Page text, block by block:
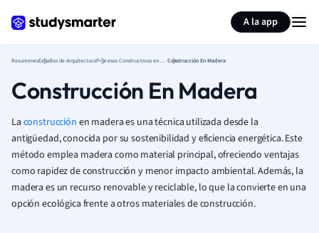
A la app
ResumenesEstudios de Arquitectura Procesos Constructivos en Arquitectura Construcción En Madera
Construcción En Madera
La construcción en madera es una técnica utilizada desde la
antigüedad, conocida por su sostenibilidad y eficiencia energética. Este
método emplea madera como material principal, ofreciendo ventajas
como rapidez de construcción y menor impacto ambiental. Además, la
madera es un recurso renovable y reciclable, lo que la convierte en una
opción ecológica frente a otros materiales de construcción.
Resumir página